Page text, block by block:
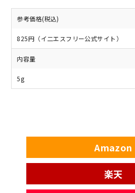
参考価格(税込)
825円（イ二エスフリー公式サイト）
内容量
5g
Amazon
楽天